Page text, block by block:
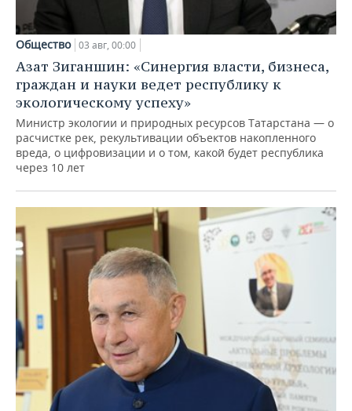
Общество 03 авг, 00:00
Азат Зиганшин: «Синергия власти, бизнеса,
граждан и науки ведет республику к
экологическому успеху»
Министр экологии и природных ресурсов Татарстана — о
расчистке рек, рекультивации объектов накопленного
вреда, о цифровизации и о том, какой будет республика
через 10 лет